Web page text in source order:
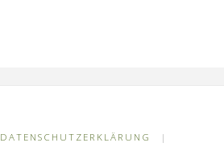
DATENSCHUTZERKLÄRUNG |